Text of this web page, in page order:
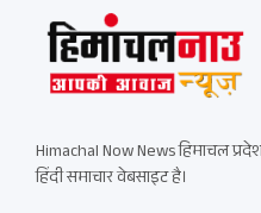
Himachal Now News हिमाचल
हिंदी समाचार वेबसाइट है।